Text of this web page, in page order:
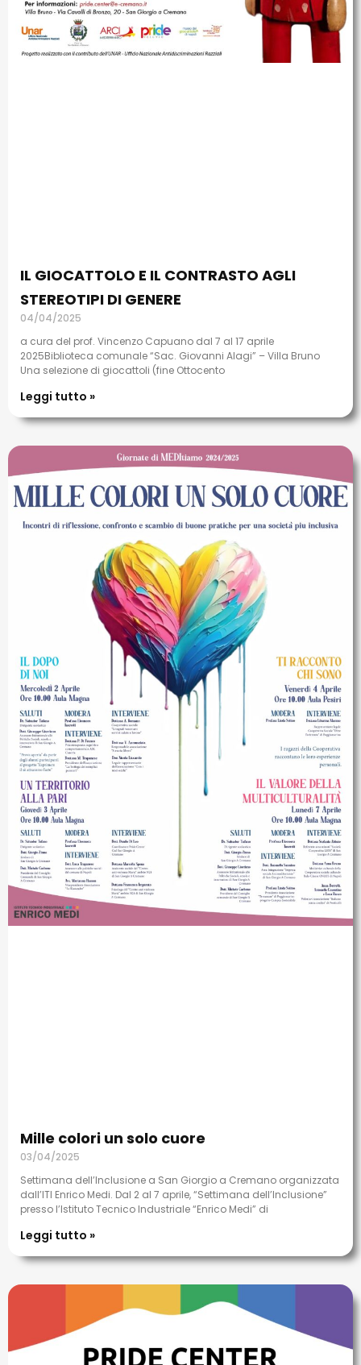
IL GIOCATTOLO E IL CONTRASTO AGLI
STEREOTIPI DI GENERE
04/04/2025
a cura del prof. Vincenzo Capuano dal 7 al 17 aprile
2025Biblioteca comunale “Sac. Giovanni Alagi” – Villa Bruno
Una selezione di giocattoli (fine Ottocento
Leggi tutto »
Mille colori un solo cuore
03/04/2025
Settimana dell’Inclusione a San Giorgio a Cremano organizzata
dall’ITI Enrico Medi. Dal 2 al 7 aprile, “Settimana dell’Inclusione”
presso l’Istituto Tecnico Industriale “Enrico Medi” di
Leggi tutto »